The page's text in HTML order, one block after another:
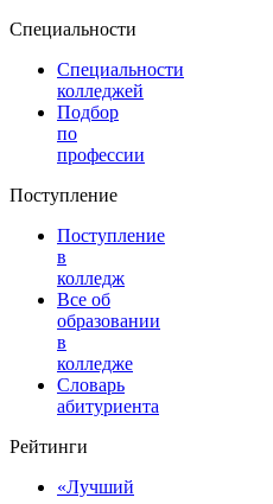
Специальности
Специальности
колледжей
Подбор
по
профессии
Поступление
Поступление
в
колледж
Все об
образовании
в
колледже
Словарь
абитуриента
Рейтинги
«Лучший